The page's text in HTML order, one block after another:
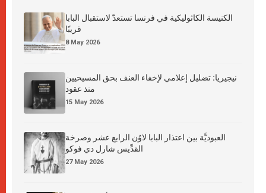
الكنيسة الكاثوليكية في فرنسا تستعدّ لاستقبال البابا
قريبًا
8 May 2026
نيجيريا: تضليل إعلامي لإخفاء العنف بحق المسيحيين
منذ عقود
15 May 2026
العبوديَّة بين اعتذار البابا لاوُن الرابع عشر وصرخة
القدِّيس شارل دي فوكو
27 May 2026